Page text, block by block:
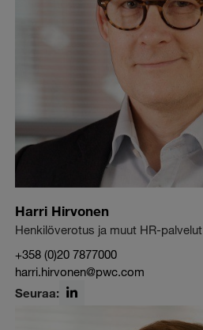
Harri Hirvonen
Henkilöverotus ja muut HR-palvelut
+358 (0)20 7877000
harri.hirvonen@pwc.com
Seuraa: